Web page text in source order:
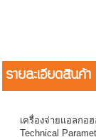
รายละเอียดสินค้า
เครื่องจ่ายแอลกอ
Technical